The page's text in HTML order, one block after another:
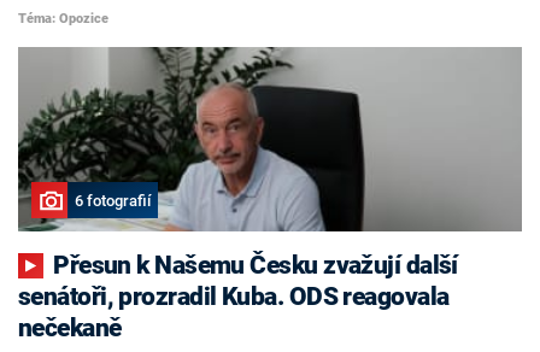
Téma: Opozice
6 fotografií
senátoři, prozradil Kuba. ODS reagovala
nečekaně